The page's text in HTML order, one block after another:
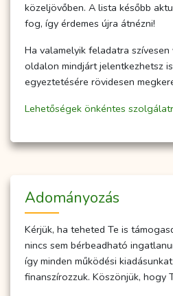
közeljövőben. A lista később
fog, így érdemes újra átnézni!
Ha valamelyik feladatra
oldalon mindjárt jelentkezhetsz
egyeztetésére rövidesen
Lehetőségek önkéntes
Adományozás
Kérjük, ha teheted Te is
nincs sem bérbeadható
így minden működési
finanszírozzuk. Köszönjük, hogy